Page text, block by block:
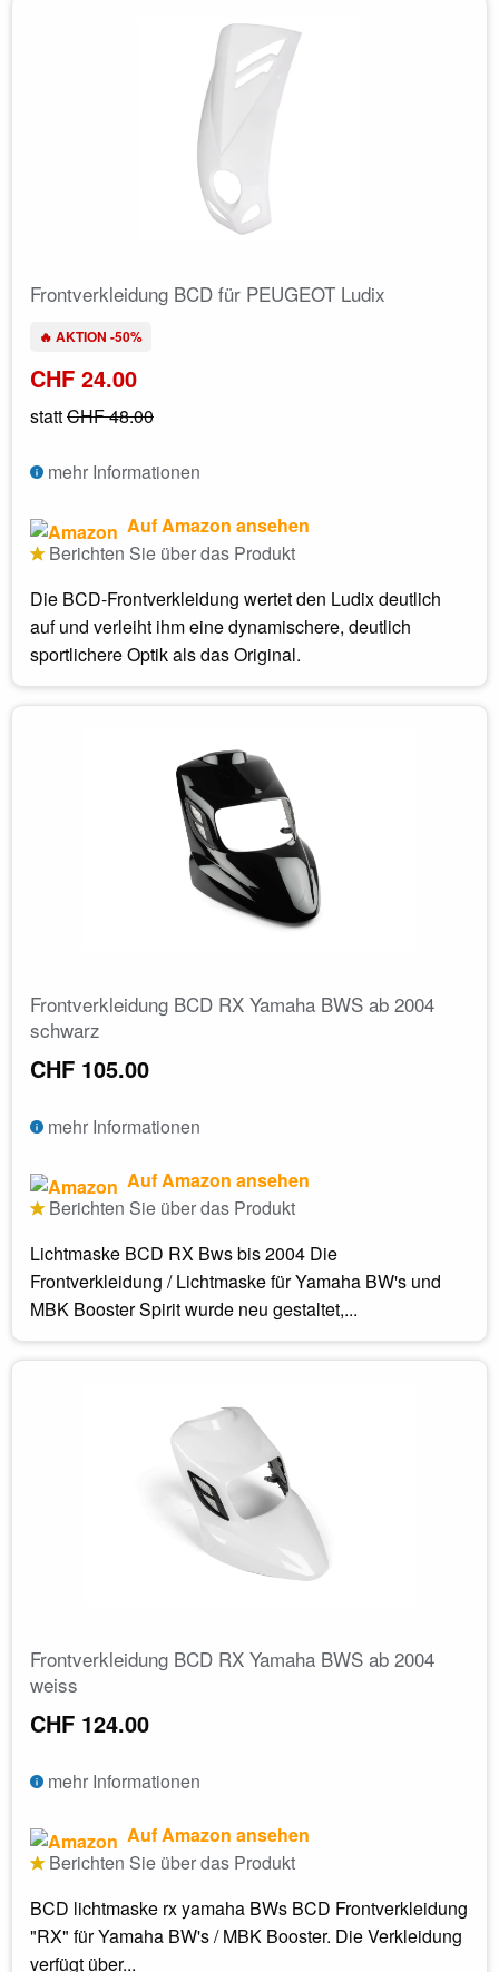
Frontverkleidung BCD für PEUGEOT Ludix
🔥 AKTION -50%
CHF 24.00
stattCHF 48.00
mehr Informationen
Auf Amazon ansehen
Berichten Sie über das Produkt
Die BCD-Frontverkleidung wertet den Ludix deutlich
auf und verleiht ihm eine dynamischere, deutlich
sportlichere Optik als das Original.
Frontverkleidung BCD RX Yamaha BWS ab 2004
schwarz
CHF 105.00
mehr Informationen
Auf Amazon ansehen
Berichten Sie über das Produkt
Lichtmaske BCD RX Bws bis 2004 Die
Frontverkleidung / Lichtmaske für Yamaha BW's und
MBK Booster Spirit wurde neu gestaltet,...
Frontverkleidung BCD RX Yamaha BWS ab 2004
weiss
CHF 124.00
mehr Informationen
Auf Amazon ansehen
Berichten Sie über das Produkt
BCD lichtmaske rx yamaha BWs BCD Frontverkleidung
"RX" für Yamaha BW's / MBK Booster. Die Verkleidung
verfügt über...